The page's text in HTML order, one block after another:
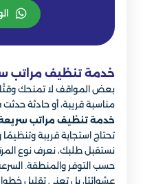
خدمة تنظيف مراتب
بعض المواقف لا تمنحك وقتًا
مناسبة قريبة، أو حادثة
خدمة تنظيف مراتب
تحتاج استجابة قريبة
نستقبل طلبك، نعرف نوع
حسب التوفر والمنطقة. السرعة
عشوائيًا، بل تعني تقليل